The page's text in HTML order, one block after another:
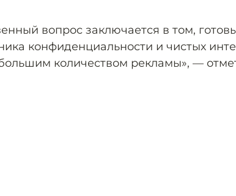
вопрос заключается в том,
конфиденциальности и чистых
количеством рекламы», —